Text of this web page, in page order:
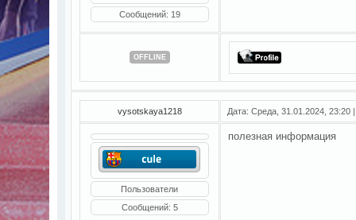
Сообщений: 19
OFFLINE
vysotskaya1218 Дата: Среда, 31.01.2024,
Пользователи
Сообщений: 5
полезная информация